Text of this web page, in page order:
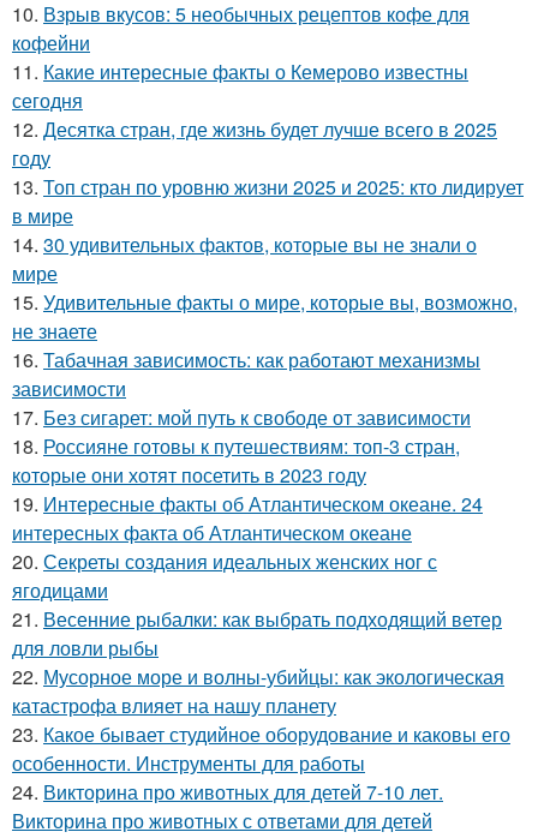
10. Взрыв вкусов: 5 необычных рецептов кофе для
кофейни
11. Какие интересные факты о Кемерово известны
сегодня
12. Десятка стран, где жизнь будет лучше всего в 2025
году
13. Топ стран по уровню жизни 2025 и 2025: кто лидирует
в мире
14. 30 удивительных фактов, которые вы не знали о
мире
15. Удивительные факты о мире, которые вы, возможно,
не знаете
16. Табачная зависимость: как работают механизмы
зависимости
17. Без сигарет: мой путь к свободе от зависимости
18. Россияне готовы к путешествиям: топ-3 стран,
которые они хотят посетить в 2023 году
19. Интересные факты об Атлантическом океане. 24
интересных факта об Атлантическом океане
20. Секреты создания идеальных женских ног с
ягодицами
21. Весенние рыбалки: как выбрать подходящий ветер
для ловли рыбы
22. Мусорное море и волны-убийцы: как экологическая
катастрофа влияет на нашу планету
23. Какое бывает студийное оборудование и каковы его
особенности. Инструменты для работы
24. Викторина про животных для детей 7-10 лет.
Викторина про животных с ответами для детей